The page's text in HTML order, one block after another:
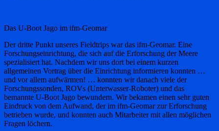
Das U-Boot Jago im ifm-Geomar
Der dritte Punkt unseres Fieldtrips war das ifm-Geomar. Eine
Forschungseinrichtung, die sich auf die Erforschung der Meere
spezialisiert hat. Nachdem wir uns dort bei einem kurzen
allgemeinen Vortrag über die Einrichtung informieren konnten …
und vor allem aufwärmen! … konnten wir danach viele der
Forschungssonden, ROVs (Unterwasser-Roboter) und das
bemannte U-Boot Jago bewundern. Wir bekamen einen sehr guten
Eindruck von dem Aufwand, der im ifm-Geomar zur Erforschung
betrieben wurde, und konnten auch Mitarbeiter mit allen möglichen
Fragen löchern.